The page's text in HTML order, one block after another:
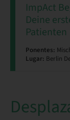
ImpAct
Deine
Patienten
Ponentes:
Lugar: Berlin